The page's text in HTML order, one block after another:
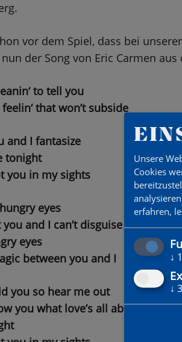
vor dem Spiel, dass bei
der Song von Eric Carmen aus
to tell you
that won’t subside
and I fantasize
tonight
you in my sights
eyes
and I can’t disguise
eyes
between you and I
you so hear me out
you what love’s all about
Unsere
Cookies
erfahren,
↓ 1
↓ 3